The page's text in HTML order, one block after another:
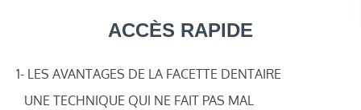
ACCÈS RAPIDE
1- LES AVANTAGES DE LA FACETTE DENTAIRE
UNE TECHNIQUE QUI NE FAIT PAS MAL